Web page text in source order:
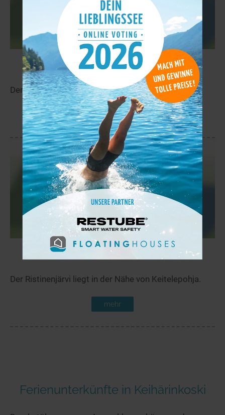
Pitkäjärvi 12,3 km
Der Pitkäjärvi liegt in der Nähe von Vuoskoski.
mehr
Ristinenjärvi 13,2 km
Der Ristinenjärvi liegt in der Nähe von Keitelepohja.
mehr
Ferienunterkünfte in Keihärinkoski